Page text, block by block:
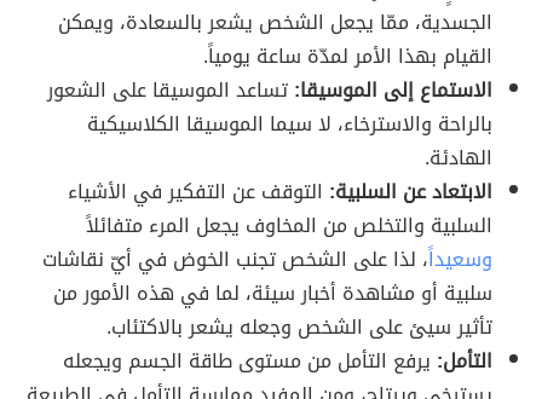
الجسدية، ممّا يجعل الشخص يشعر بالسعادة، ويمكن
القيام بهذا الأمر لمدّة ساعة يومياً.
الاستماع إلى الموسيقا:تساعد الموسيقا على الشعور
بالراحة والاسترخاء، لا سيما الموسيقا الكلاسيكية
الهادئة.
الابتعاد عن السلبية: التوقف عن التفكير في الأشياء
السلبية والتخلص من المخاوف يجعل المرء متفائلاً
وسعيداً، لذا على الشخص تجنب الخوض في أيّ نقاشات
سلبية أو مشاهدة أخبار سيئة، لما في هذه الأمور من
تأثير سيئ على الشخص وجعله يشعر بالاكتئاب.
التأمل: يرفع التأمل من مستوى طاقة الجسم ويجعله